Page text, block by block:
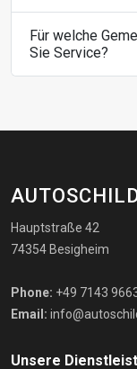
Für welche
Sie Service?
Hauptstraße 42
74354 Besigheim
Phone: +49 7143
Email:
Unsere